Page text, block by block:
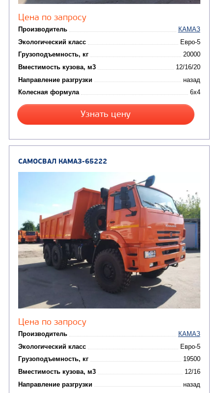
CHAMELEON (г. Егорьевск)
Автогудронаторы (8)
Вакуумные машины
Каналопромывочные
Комбинированные
САМОСВАЛ КАМАЗ-6520
Цена по запросу